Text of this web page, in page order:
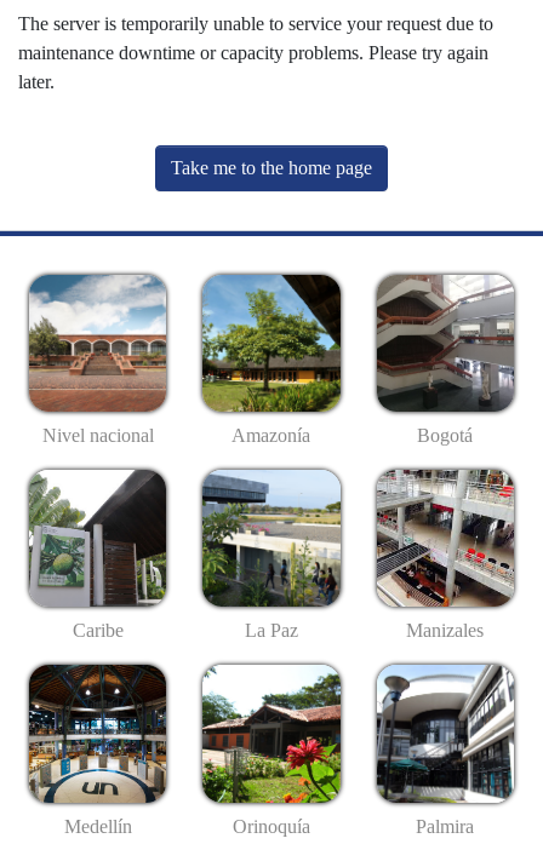
The server is temporarily unable to service your request due to
maintenance downtime or capacity problems. Please try again
later.
Take me to the home page
Nivel nacional Amazonía Bogotá
Caribe La Paz Manizales
Medellín Orinoquía Palmira